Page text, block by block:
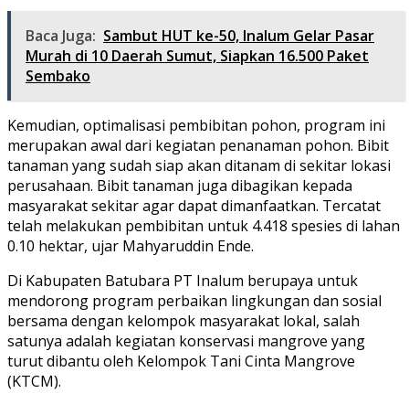
Baca Juga: Sambut HUT ke-50, Inalum Gelar Pasar
Murah di 10 Daerah Sumut, Siapkan 16.500 Paket
Sembako
Kemudian, optimalisasi pembibitan pohon, program ini
merupakan awal dari kegiatan penanaman pohon. Bibit
tanaman yang sudah siap akan ditanam di sekitar lokasi
perusahaan. Bibit tanaman juga dibagikan kepada
masyarakat sekitar agar dapat dimanfaatkan. Tercatat
telah melakukan pembibitan untuk 4.418 spesies di lahan
0.10 hektar, ujar Mahyaruddin Ende.
Di Kabupaten Batubara PT Inalum berupaya untuk
mendorong program perbaikan lingkungan dan sosial
bersama dengan kelompok masyarakat lokal, salah
satunya adalah kegiatan konservasi mangrove yang
turut dibantu oleh Kelompok Tani Cinta Mangrove
(KTCM).